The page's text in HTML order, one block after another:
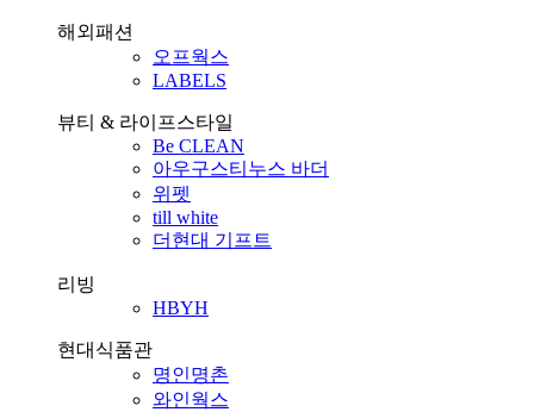
해외패션
오프웍스
LABELS
뷰티 & 라이프스타일
Be CLEAN
아우구스티누스 바더
위펫
till white
더현대 기프트
리빙
HBYH
현대식품관
명인명촌
와인웍스